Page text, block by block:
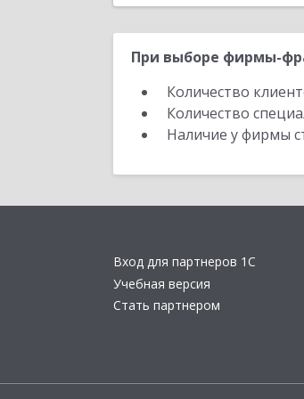
При выборе фирмы-
Количество
Количество
Наличие у фирмы
Вход для партнеров 1С
Учебная версия
Стать партнером